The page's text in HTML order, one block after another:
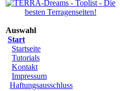
Auswahl
Start
Startseite
Tutorials
Kontakt
Impressum
Haftungsausschluss